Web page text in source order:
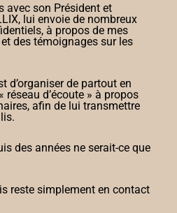
avec son Président et
lui envoie de nombreux
à propos de mes
des témoignages sur les
d’organiser de partout en
réseau d’écoute » à propos
afin de lui transmettre
des années ne serait-ce que
reste simplement en contact